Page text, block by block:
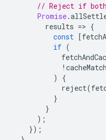
// Reject if both
Promise.
results => {
const [
if (
!
)
{
reject(
}
}
);
});